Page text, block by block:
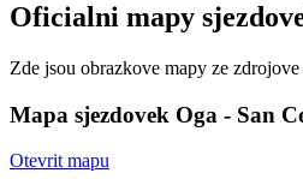
Oficialni mapy
Zde jsou obrazkove mapy ze
Mapa sjezdovek Oga - San
Otevrit mapu